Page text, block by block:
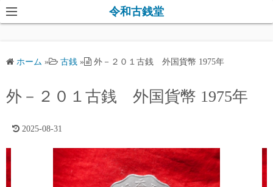
コ
ン
ス
プ
令和古銭堂
ホーム » 古銭 » 外－２０１古銭 外国貨幣 1975年
外－２０１古銭 外国貨幣 1975年
2025-08-31